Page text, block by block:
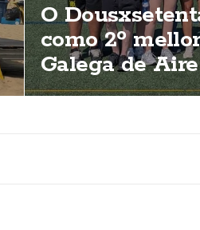
O
como 2º
Galega de